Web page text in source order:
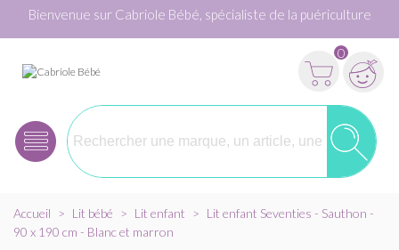
Bienvenue sur Cabriole Bébé, spécialiste de la puériculture
0
Accueil > Lit bébé > Lit enfant > Lit enfant Seventies - Sauthon -
90 x 190 cm - Blanc et marron